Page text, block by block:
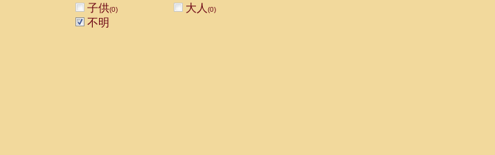
子供(0) 大人 (0)
不明